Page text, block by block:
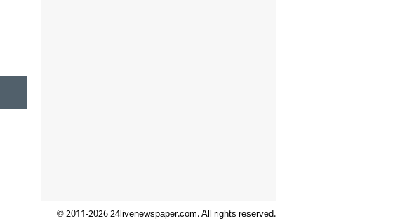
© 2011-2026 24livenewspaper.com. All rights reserved.